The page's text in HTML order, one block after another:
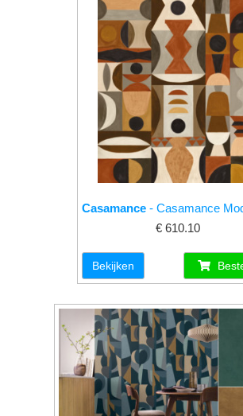
Casamance - Casamance
€ 610.10
Bekijken